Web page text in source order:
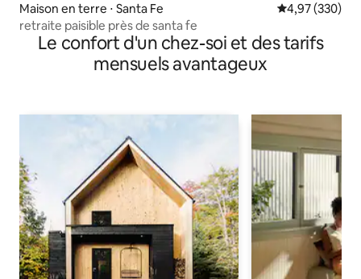
Maison en terre ⋅ Santa Fe Évaluation
4,97 (330)
retraite paisible près de santa fe
Le confort d'un chez-soi et des tarifs
mensuels avantageux